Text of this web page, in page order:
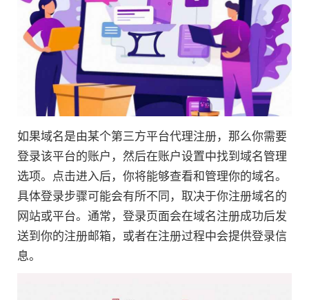
如果域名是由某个第三方平台代理注册，那么你需要
登录该平台的账户，然后在账户设置中找到域名管理
选项。点击进入后，你将能够查看和管理你的域名。
具体登录步骤可能会有所不同，取决于你注册域名的
网站或平台。通常，登录页面会在域名注册成功后发
送到你的注册邮箱，或者在注册过程中会提供登录信
息。